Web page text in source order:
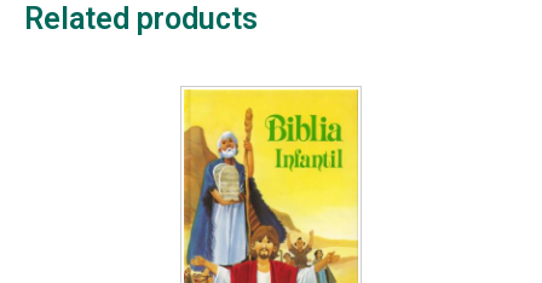
Related products